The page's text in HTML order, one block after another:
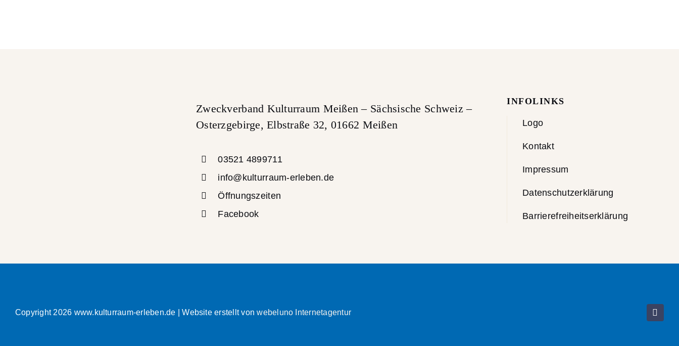
Zweckverband Kulturraum Meißen – Sächsische Schweiz –
Osterzgebirge, Elbstraße 32, 01662 Meißen
03521 4899711
info@kulturraum-erleben.de
Öffnungszeiten
Facebook
INFOLINKS
Logo
Kontakt
Impressum
Datenschutzerklärung
Barrierefreiheitserklärung
Copyright 2026 www.kulturraum-erleben.de |Website erstellt vonwebeluno Internetagentur